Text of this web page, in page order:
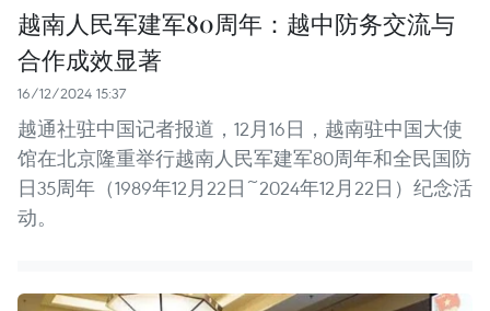
越南人民军建军80周年：越中防务交流与
合作成效显著
16/12/2024 15:37
越通社驻中国记者报道，12月16日，越南驻中国大使
馆在北京隆重举行越南人民军建军80周年和全民国防
日35周年（1989年12月22日~2024年12月22日）纪念活
动。